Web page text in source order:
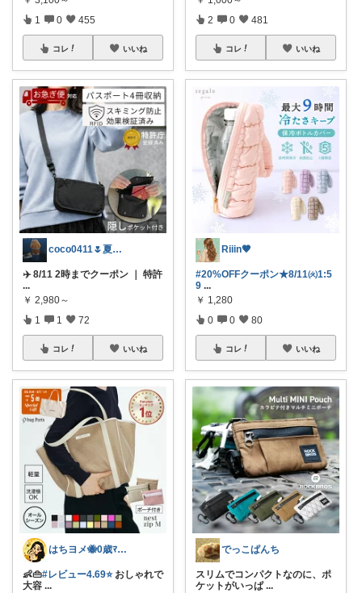
1 0 455
コレ いいね
coco0411🌷夏グッズ色々🌻
✈️ 8/11 2時までクーポン ｜ 特許
...
￥ 2,980～
1 1 72
コレ いいね
はちヨメ🐝0歳ﾏﾏ👶🏻🎀
👶👜#レビュー4.69⭐️おしゃれで
大容 ...
2 0 481
コレ いいね
Riiin🤎
#20%OFFクーポン★8/11㈫1:5
9 ...
￥ 1,280
0 0 80
コレ いいね
でっこぱんち
スリムでコンパクトなのに、ポ
ケットがいっぱ ...